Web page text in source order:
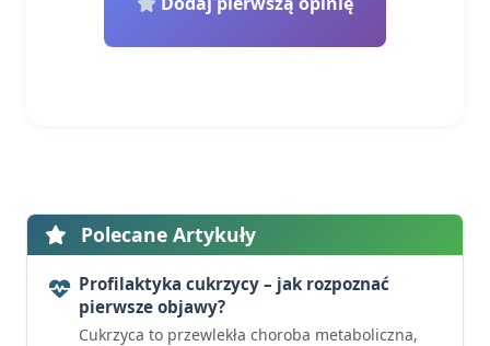
Polecane Artykuły
Profilaktyka cukrzycy – jak rozpoznać
pierwsze objawy?
Cukrzyca to przewlekła choroba metaboliczna,